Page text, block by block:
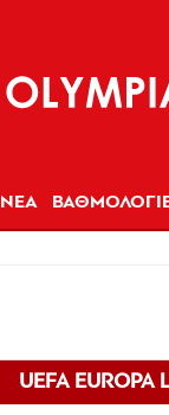
ΝΕΑ
UEFA EUROPA